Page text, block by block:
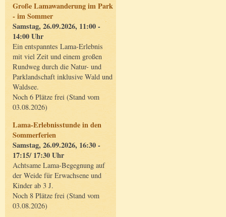
Große Lamawanderung im Park
- im Sommer
Samstag, 26.09.2026, 11:00 -
14:00 Uhr
Ein entspanntes Lama-Erlebnis
mit viel Zeit und einem großen
Rundweg durch die Natur- und
Parklandschaft inklusive Wald und
Waldsee.
Noch 6 Plätze frei (Stand vom
03.08.2026)
Lama-Erlebnisstunde in den
Sommerferien
Samstag, 26.09.2026, 16:30 -
17:15/ 17:30 Uhr
Achtsame Lama-Begegnung auf
der Weide für Erwachsene und
Kinder ab 3 J.
Noch 8 Plätze frei (Stand vom
03.08.2026)